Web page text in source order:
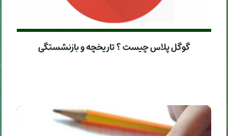
گوگل پلاس چیست ؟ تاریخچه و بازنشستگی